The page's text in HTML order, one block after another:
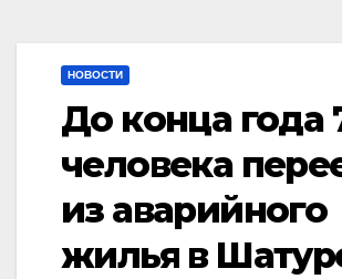
НОВОСТИ
До конца года
человека
из аварийного
жилья в